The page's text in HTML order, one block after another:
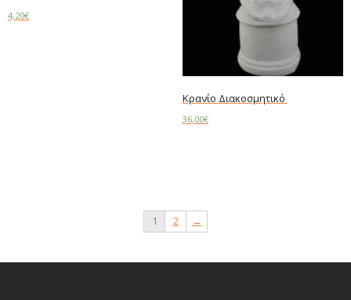
4,20€
Κρανίο Διακοσμητικό
36,00€
1 2 →